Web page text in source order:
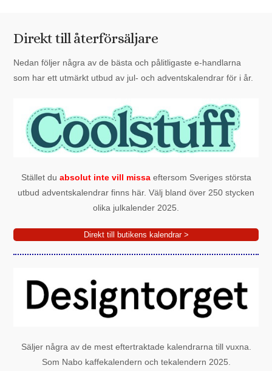
Direkt till återförsäljare
Nedan följer några av de bästa och pålitligaste e-handlarna
som har ett utmärkt utbud av jul- och adventskalendrar för i år.
Stället du absolut inte vill missaeftersom Sveriges största
utbud adventskalendrar finns här. Välj bland över 250 stycken
olika julkalender 2025.
Direkt till butikens kalendrar >
Säljer några av de mest eftertraktade kalendrarna till vuxna.
Som Nabo kaffekalendern och tekalendern 2025.